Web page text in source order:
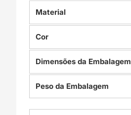
Material
Cor
Dimensões da Embalagem
Peso da Embalagem